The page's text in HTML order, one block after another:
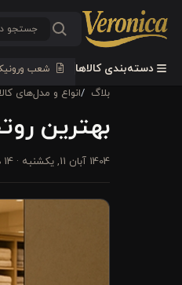
دسته‌بندی کالاها شعب
بلاگ انواع و مدل‌های
بهترین
1404 آبان 11, یکشنبه · 14 دقیقه مطالعه